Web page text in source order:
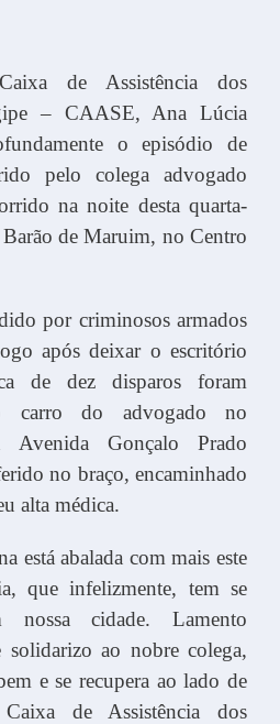
de Assistência dos
– CAASE, Ana Lúcia
o episódio de
pelo colega advogado
na noite desta quarta-
de Maruim, no Centro
por criminosos armados
após deixar o escritório
de dez disparos foram
carro do advogado no
Avenida Gonçalo Prado
no braço, encaminhado
alta médica.
está abalada com mais este
que infelizmente, tem se
cidade. Lamento
solidarizo ao nobre colega,
e se recupera ao lado de
de Assistência dos